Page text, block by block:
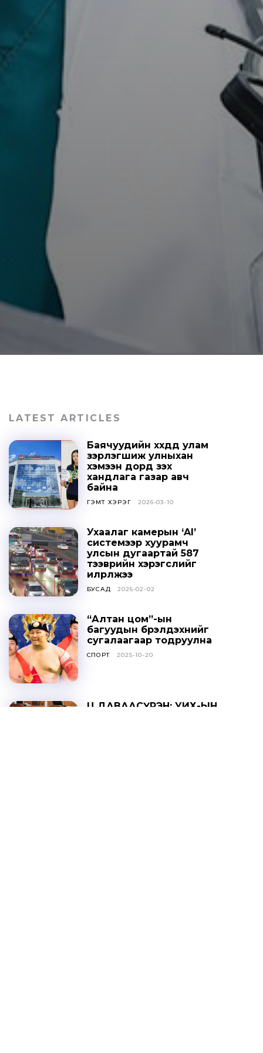
LATEST ARTICLES
Баячуудийн хүүхдүүд улам
зэрлэгшиж улныхан
хэмээн дорд үзэх
хандлага газар авч
байна
ГЭМТ ХЭРЭГ 2026-03-10
Ухаалаг камерын ‘AI’
системээр хуурамч
улсын дугаартай 587
тээврийн хэрэгслийг
илрүүлжээ
БУСАД 2026-02-02
“Алтан цом”-ын
багуудын бүрэлдэхүүнийг
сугалаагаар тодруулна
СПОРТ 2025-10-20
Ц.ДАВААСҮРЭН: УИХ-ЫН